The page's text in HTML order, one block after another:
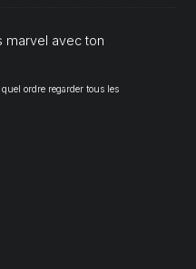
marvel avec ton
ordre regarder tous les